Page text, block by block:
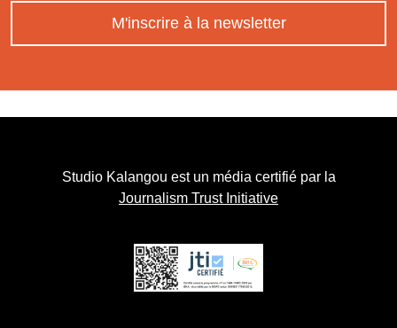
M'inscrire à la newsletter
Studio Kalangou est un média certifié par la
Journalism Trust Initiative